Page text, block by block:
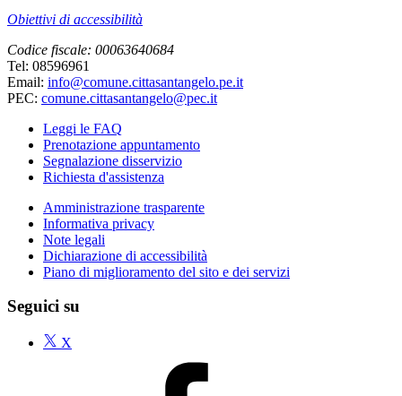
Obiettivi di accessibilità
Codice fiscale: 00063640684
Tel: 08596961
Email: info@comune.cittasantangelo.pe.it
PEC: comune.cittasantangelo@pec.it
Leggi le FAQ
Prenotazione appuntamento
Segnalazione disservizio
Richiesta d'assistenza
Amministrazione trasparente
Informativa privacy
Note legali
Dichiarazione di accessibilità
Piano di miglioramento del sito e dei servizi
Seguici su
X